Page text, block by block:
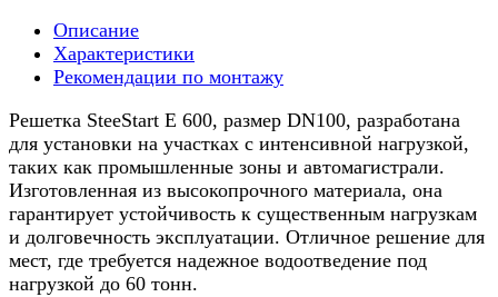
Описание
Характеристики
Рекомендации по монтажу
Решетка SteeStart E 600, размер DN100, разработана
для установки на участках с интенсивной нагрузкой,
таких как промышленные зоны и автомагистрали.
Изготовленная из высокопрочного материала, она
гарантирует устойчивость к существенным нагрузкам
и долговечность эксплуатации. Отличное решение для
мест, где требуется надежное водоотведение под
нагрузкой до 60 тонн.